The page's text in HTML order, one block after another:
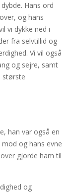
Hans ord
og hans
vi dykke ned i
fra selvtillid og
Vi vil også
og sejre, samt
største
han var også en
og hans evne
gjorde ham til
og